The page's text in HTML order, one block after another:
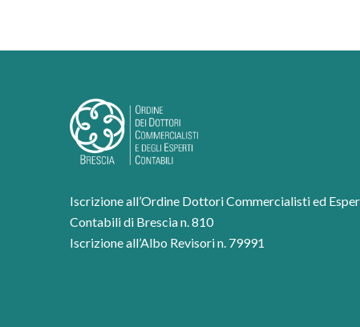
Iscrizione all’Ordine Dottori Commercialisti ed
Contabili di Brescia n. 810
Iscrizione all’Albo Revisori n. 79991